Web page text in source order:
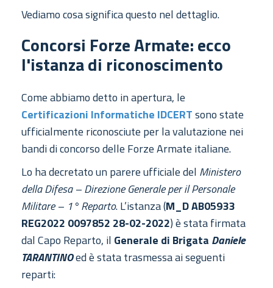
Vediamo cosa significa questo nel dettaglio.
Concorsi Forze Armate: ecco
l'istanza di riconoscimento
Come abbiamo detto in apertura, le
Certificazioni Informatiche IDCERTsono state
ufficialmente riconosciute per la valutazione nei
bandi di concorso delle Forze Armate italiane.
Lo ha decretato un parere ufficiale del Ministero
della Difesa – Direzione Generale per il Personale
Militare – 1° Reparto. L’istanza (M_D AB05933
REG2022 0097852 28-02-2022) è stata firmata
dal Capo Reparto, il Generale di Brigata Daniele
TARANTINOed è stata trasmessa ai seguenti
reparti: